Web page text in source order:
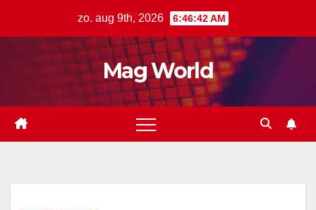
zo. aug 9th, 2026 6:46:43 AM
Mag World